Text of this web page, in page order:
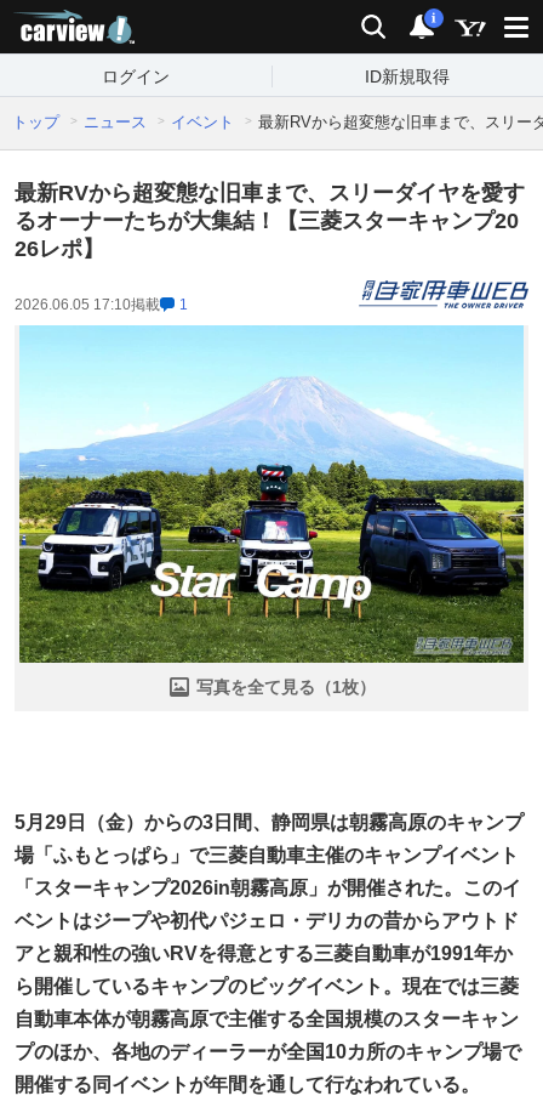
検索 通知
i
ログイン ID新規取得
トップ ニュース イベント 最新RVから超変態な旧車まで、スリー
最新RVから超変態な旧車まで、スリーダイヤを愛す
るオーナーたちが大集結！【三菱スターキャンプ20
26レポ】
2026.06.05 17:10掲載 1
写真を全て見る（1枚）
5月29日（金）からの3日間、静岡県は朝霧高原のキャンプ
場「ふもとっぱら」で三菱自動車主催のキャンプイベント
「スターキャンプ2026in朝霧高原」が開催された。このイ
ベントはジープや初代パジェロ・デリカの昔からアウトド
アと親和性の強いRVを得意とする三菱自動車が1991年か
ら開催しているキャンプのビッグイベント。現在では三菱
自動車本体が朝霧高原で主催する全国規模のスターキャン
プのほか、各地のディーラーが全国10カ所のキャンプ場で
開催する同イベントが年間を通して行なわれている。